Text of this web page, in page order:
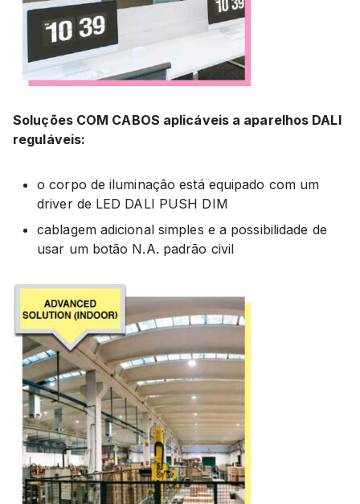
Soluções COM CABOS aplicáveis ​​a aparelhos DALI
reguláveis:
o corpo de iluminação está equipado com um
driver de LED DALI PUSH DIM
cablagem adicional simples e a possibilidade de
usar um botão N.A. padrão civil